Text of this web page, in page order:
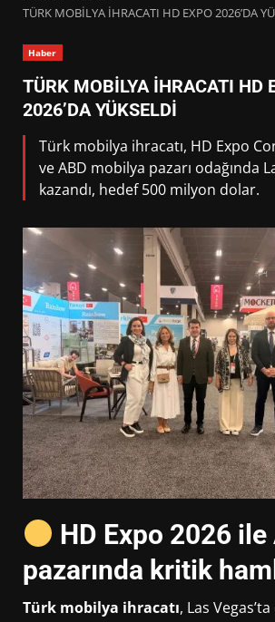
TÜRK MOBİLYA İHRACATI HD EXPO 2026’DA
Haber
TÜRK MOBİLYA İHRACATI HD
2026’DA YÜKSELDİ
Türk mobilya ihracatı, HD Expo
ve ABD mobilya pazarı odağında
kazandı, hedef 500 milyon dolar.
HD Expo 2026 ile
pazarında kritik
Türk mobilya ihracatı, Las